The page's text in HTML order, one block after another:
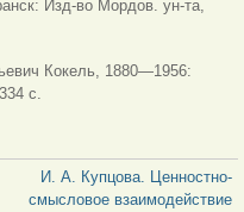
Изд-во Мордов. ун-та,
Кокель, 1880—1956:
с.
И. А. Купцова. Ценностно-
смысловое взаимодействие